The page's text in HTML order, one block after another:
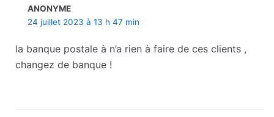
ANONYME
24 juillet 2023 à 13 h 47 min
la banque postale à n’a rien à faire de ces clients ,
changez de banque !